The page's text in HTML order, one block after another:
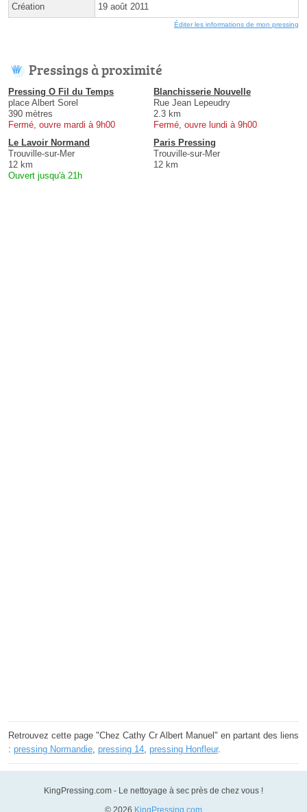
Création 19 août 2011
Éditer les informations de mon pressing
Pressings à proximité
Pressing O Fil du Temps
place Albert Sorel
390 mètres
Fermé, ouvre mardi à 9h00
Blanchisserie Nouvelle
Rue Jean Lepeudry
2.3 km
Fermé, ouvre lundi à 9h00
Le Lavoir Normand
Trouville-sur-Mer
12 km
Ouvert jusqu'à 21h
Paris Pressing
Trouville-sur-Mer
12 km
Retrouvez cette page "Chez Cathy Cr Albert Manuel" en partant des liens
: pressing Normandie, pressing 14, pressing Honfleur.
KingPressing.com - Le nettoyage à sec près de chez vous !